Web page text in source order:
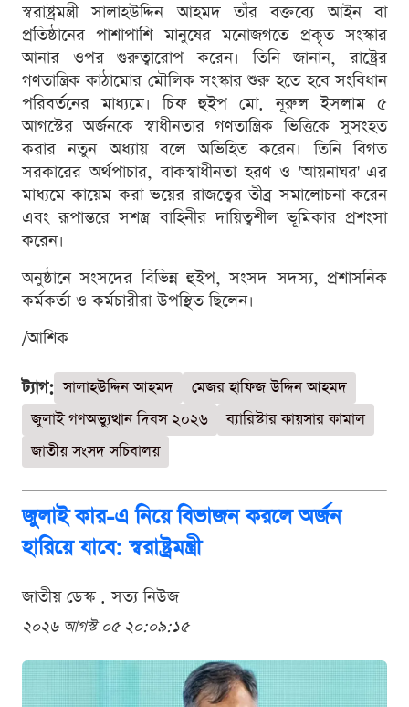
স্বরাষ্ট্রমন্ত্রী সালাহউদ্দিন আহমদ তাঁর বক্তব্যে আইন বা
প্রতিষ্ঠানের পাশাপাশি মানুষের মনোজগতে প্রকৃত সংস্কার
আনার ওপর গুরুত্বারোপ করেন। তিনি জানান, রাষ্ট্রের
গণতান্ত্রিক কাঠামোর মৌলিক সংস্কার শুরু হতে হবে সংবিধান
পরিবর্তনের মাধ্যমে। চিফ হুইপ মো. নূরুল ইসলাম ৫
আগস্টের অর্জনকে স্বাধীনতার গণতান্ত্রিক ভিত্তিকে সুসংহত
করার নতুন অধ্যায় বলে অভিহিত করেন। তিনি বিগত
সরকারের অর্থপাচার, বাকস্বাধীনতা হরণ ও 'আয়নাঘর'-এর
মাধ্যমে কায়েম করা ভয়ের রাজত্বের তীব্র সমালোচনা করেন
এবং রূপান্তরে সশস্ত্র বাহিনীর দায়িত্বশীল ভূমিকার প্রশংসা
করেন।
অনুষ্ঠানে সংসদের বিভিন্ন হুইপ, সংসদ সদস্য, প্রশাসনিক
কর্মকর্তা ও কর্মচারীরা উপস্থিত ছিলেন।
/আশিক
ট্যাগ: সালাহউদ্দিন আহমদ
মেজর হাফিজ উদ্দিন আহমদ
জুলাই গণঅভ্যুত্থান দিবস ২০২৬
ব্যারিস্টার কায়সার কামাল
জাতীয় সংসদ সচিবালয়
জুলাই কার-এ নিয়ে বিভাজন করলে অর্জন
হারিয়ে যাবে: স্বরাষ্ট্রমন্ত্রী
জাতীয় ডেস্ক . সত্য নিউজ
২০২৬ আগস্ট ০৫ ২০:০৯:১৫